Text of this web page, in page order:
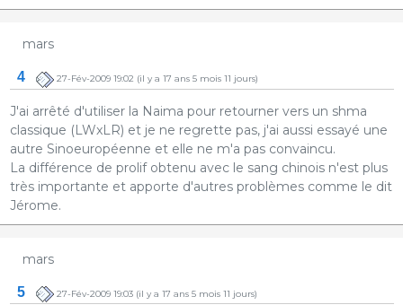
mars
4 27-Fév-2009 19:02 (il y a 17 ans 5 mois 11 jours)
J'ai arrêté d'utiliser la Naima pour retourner vers un shma
classique (LWxLR) et je ne regrette pas, j'ai aussi essayé une
autre Sinoeuropéenne et elle ne m'a pas convaincu.
La différence de prolif obtenu avec le sang chinois n'est plus
très importante et apporte d'autres problèmes comme le dit
Jérome.
mars
5 27-Fév-2009 19:03(il y a 17 ans 5 mois 11 jours)